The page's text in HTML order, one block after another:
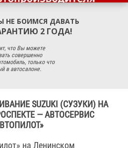
НЕ БОИМСЯ ДАВАТЬ
2 ГОДА!
что Вы можете
совершенно
только что
в автосалоне.
SUZUKI (СУЗУКИ) НА
— АВТОСЕРВИС
на Ленинском